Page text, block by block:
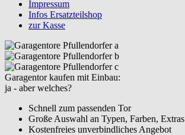
Impressum
Infos Ersatzteilshop
zur Kasse
Garagentor kaufen mit Einbau:
ja - aber welches?
Schnell zum passenden Tor
Große Auswahl an Typen, Farben, Extras
Kostenfreies unverbindliches Angebot